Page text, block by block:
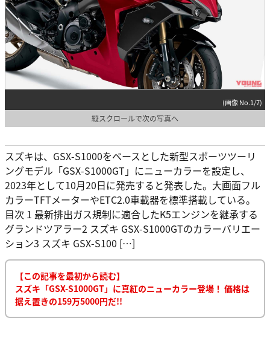
(画像 No.1/7)
縦スクロールで次の写真へ
スズキは、GSX-S1000をベースとした新型スポーツツーリ
ングモデル「GSX-S1000GT」にニューカラーを設定し、
2023年として10月20日に発売すると発表した。大画面フル
カラーTFTメーターやETC2.0車載器を標準搭載している。
目次 1 最新排出ガス規制に適合したK5エンジンを継承する
グランドツアラー2 スズキ GSX-S1000GTのカラーバリエー
ション3 スズキ GSX-S100 […]
【この記事を最初から読む】
スズキ「GSX-S1000GT」に真紅のニューカラー登場！ 価格は
据え置きの159万5000円だ!!